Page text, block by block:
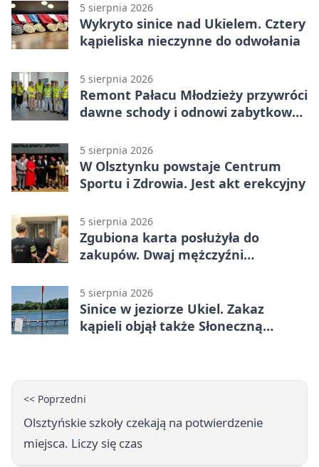
5 sierpnia 2026
Wykryto sinice nad Ukielem. Cztery
kąpieliska nieczynne do odwołania
5 sierpnia 2026
Remont Pałacu Młodzieży przywróci
dawne schody i odnowi zabytkowy
5 sierpnia 2026
W Olsztynku powstaje Centrum
Sportu i Zdrowia. Jest akt erekcyjny
5 sierpnia 2026
Zgubiona karta posłużyła do
zakupów. Dwaj mężczyźni
5 sierpnia 2026
Sinice w jeziorze Ukiel. Zakaz
kąpieli objął także Słoneczną
<< Poprzedni
Olsztyńskie szkoły czekają na potwierdzenie
miejsca. Liczy się czas